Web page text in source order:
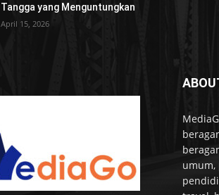
Tangga yang Menguntungkan
April 15, 2026
umum,